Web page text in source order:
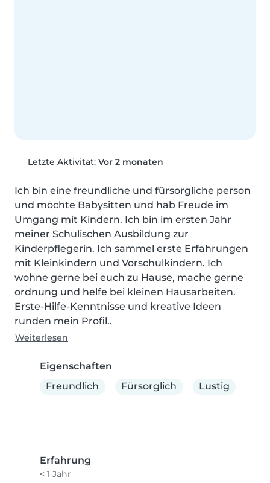
Letzte Aktivität: Vor 2 monaten
Ich bin eine freundliche und fürsorgliche person
und möchte Babysitten und hab Freude im
Umgang mit Kindern. Ich bin im ersten Jahr
meiner Schulischen Ausbildung zur
Kinderpflegerin. Ich sammel erste Erfahrungen
mit Kleinkindern und Vorschulkindern. Ich
wohne gerne bei euch zu Hause, mache gerne
ordnung und helfe bei kleinen Hausarbeiten.
Erste-Hilfe-Kenntnisse und kreative Ideen
runden mein Profil..
Weiterlesen
Eigenschaften
Freundlich
Fürsorglich Lustig
Erfahrung
< 1 Jahr